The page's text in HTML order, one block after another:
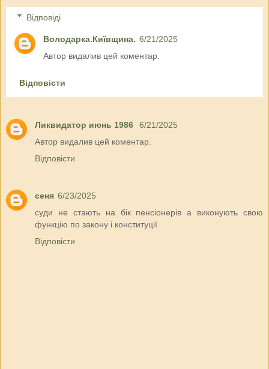
Відповіді
Володарка.Київщина. 6/21/2025
Автор видалив цей коментар.
Відповісти
Ликвидатор июнь 1986
6/21/2025
Автор видалив цей коментар.
Відповісти
сеня 6/23/2025
суди не стають на бік пенсіонерів а виконують свою
функцію по закону і конституції
Відповісти